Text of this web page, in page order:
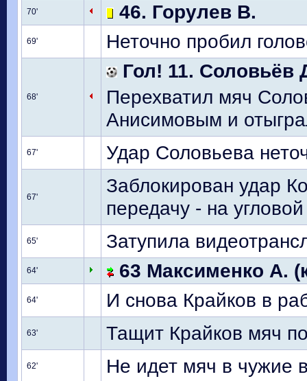
70' 46. Горулев В.
69' Неточно пробил
68'
Гол! 11. Соловьёв
Перехватил мяч
Анисимовым и
67' Удар Соловьева
67'
Заблокирован удар
передачу - на
65' Затупила
64' 63 Максименко А.
64' И снова Крайков в
63' Тащит Крайков мяч
62' Не идет мяч в чужие